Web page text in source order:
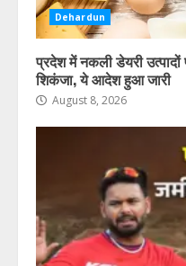
Dehardun
प्रदेश में नकली डेयरी
शिकंजा, ये आदेश हुआ जारी
August 8, 2026